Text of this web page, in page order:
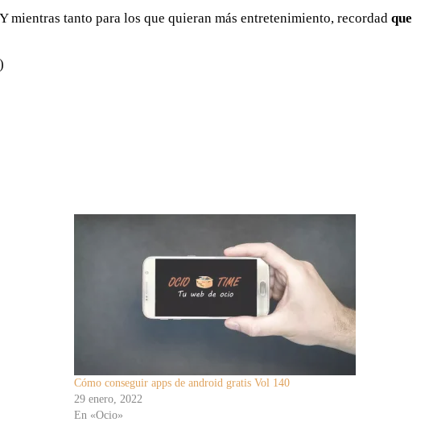
mientras tanto para los que quieran más entretenimiento, recordad que
Cómo conseguir apps de android gratis Vol 140
29 enero, 2022
En «Ocio»